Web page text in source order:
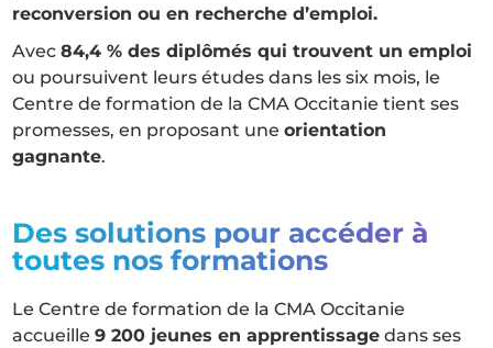
reconversion ou en recherche d’emploi.
Avec84,4 % des diplômés qui trouvent un emploi
ou poursuivent leurs études dans les six mois, le
Centre de formation de la CMA Occitanie tient ses
promesses, en proposant uneorientation
gagnante.
Des solutions pour accéder à
toutes nos formations
Le Centre de formation de la CMA Occitanie
accueille9 200 jeunes en apprentissage dans ses